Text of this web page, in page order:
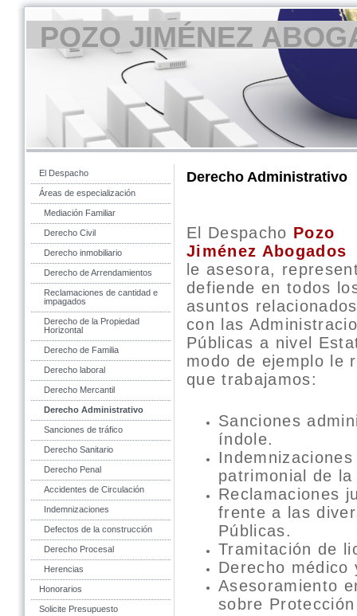
POZO JIMÉNEZ
El Despacho
Áreas de especialización
Mediación Familiar
Derecho Civil
Derecho inmobiliario
Derecho de Arrendamientos
Reclamaciones de cantidad e
impagados
Derecho de la Propiedad
Horizontal
Derecho de Familia
Derecho laboral
Derecho Mercantil
Derecho Administrativo
Sanciones de tráfico
Derecho Sanitario
Derecho Penal
Accidentes de Circulación
Indemnizaciones
Defectos de la construcción
Derecho Procesal
Herencias
Honorarios
Solicite Presupuesto
Derecho Administrativo
El Despacho Pozo
Jiménez Abogados
le asesora,
defiende en todos
asuntos relacionados
con las
Públicas a nivel
modo de ejemplo le
que trabajamos:
Sanciones
índole.
patrimonial de
Reclamaciones
frente a las
Públicas.
Tramitación de
Derecho
Asesoramiento
sobre